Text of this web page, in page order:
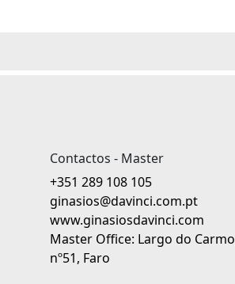
Contactos - Master
+351 289 108 105
ginasios@davinci.com.pt
www.ginasiosdavinci.com
Master Office: Largo do Carmo
nº51, Faro